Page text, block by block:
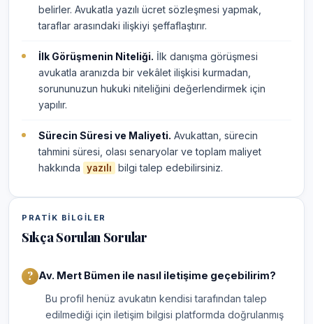
belirler. Avukatla yazılı ücret sözleşmesi yapmak,
taraflar arasındaki ilişkiyi şeffaflaştırır.
İlk Görüşmenin Niteliği. İlk danışma görüşmesi
avukatla aranızda bir vekâlet ilişkisi kurmadan,
sorununuzun hukuki niteliğini değerlendirmek için
yapılır.
Sürecin Süresi ve Maliyeti. Avukattan, sürecin
tahmini süresi, olası senaryolar ve toplam maliyet
hakkında
yazılı bilgi talep edebilirsiniz.
PRATIK BILGILER
Sıkça Sorulan Sorular
Av. Mert Bümen ile nasıl iletişime geçebilirim?
Bu profil henüz avukatın kendisi tarafından talep
edilmediği için iletişim bilgisi platformda doğrulanmış